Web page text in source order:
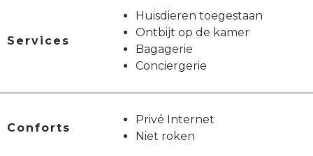
Services
Huisdieren toegestaan
Ontbijt op de kamer
Bagagerie
Conciergerie
Conforts
Privé Internet
Niet roken